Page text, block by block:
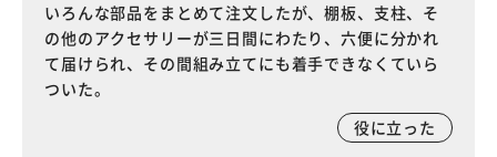
いろんな部品をまとめて注文したが、棚板、支柱、そ
の他のアクセサリーが三日間にわたり、六便に分かれ
て届けられ、その間組み立てにも着手できなくていら
ついた。
役に立った